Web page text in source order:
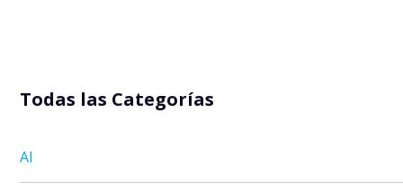
Todas las Categorías
AI